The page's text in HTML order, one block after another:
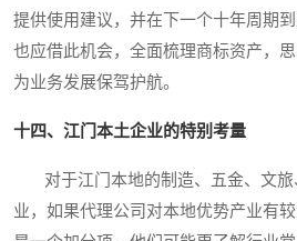
提供使用建议，并在下一个十年周期
也应借此机会，全面梳理商标资产，
为业务发展保驾护航。
十四、江门本土企业的特别考量
对于江门本地的制造、五金、文旅
业，如果代理公司对本地优势产业有